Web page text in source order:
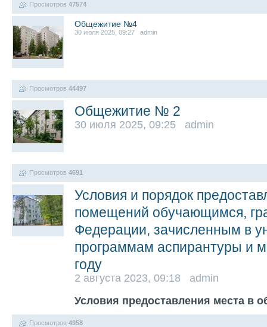
Просмотров 47574
Общежитие №4
30 июля 2025, 09:27 admin
Просмотров 44497
Общежитие № 2
30 июля 2025, 09:25 admin
Просмотров 4691
Условия и порядок
помещений обучающимся,
Федерации, зачисленным в
программам аспирантуры и
году
2 августа 2023, 09:18 admin
Условия предоставления места в
Просмотров 4958